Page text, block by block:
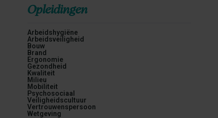
Opleidingen
Arbeidshygiëne
Arbeidsveiligheid
Bouw
Brand
Ergonomie
Gezondheid
Kwaliteit
Milieu
Mobiliteit
Psychosociaal
Veiligheidscultuur
Vertrouwenspersoon
Wetgeving